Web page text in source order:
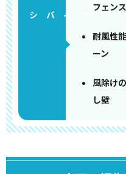
フェンス
耐風性
ーン
風除け
し壁